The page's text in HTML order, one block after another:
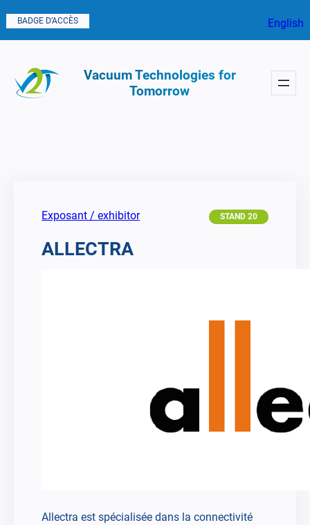
au
BADGE D’ACCÈS English
Vacuum Technologies for
Tomorrow
Exposant / exhibitor STAND 20
ALLECTRA
Allectra est spécialisée dans la connectivité